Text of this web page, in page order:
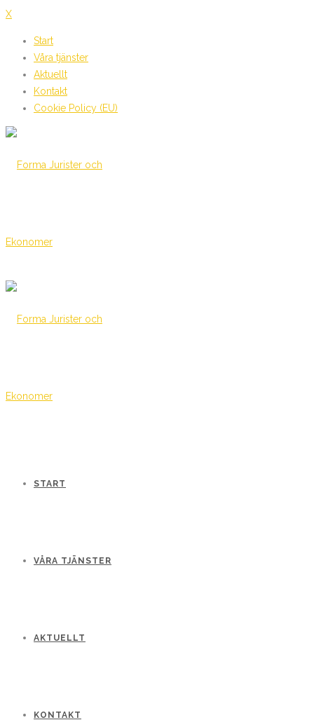
X
Start
Våra tjänster
Aktuellt
Kontakt
Cookie Policy (EU)
START
VÅRA TJÄNSTER
AKTUELLT
KONTAKT